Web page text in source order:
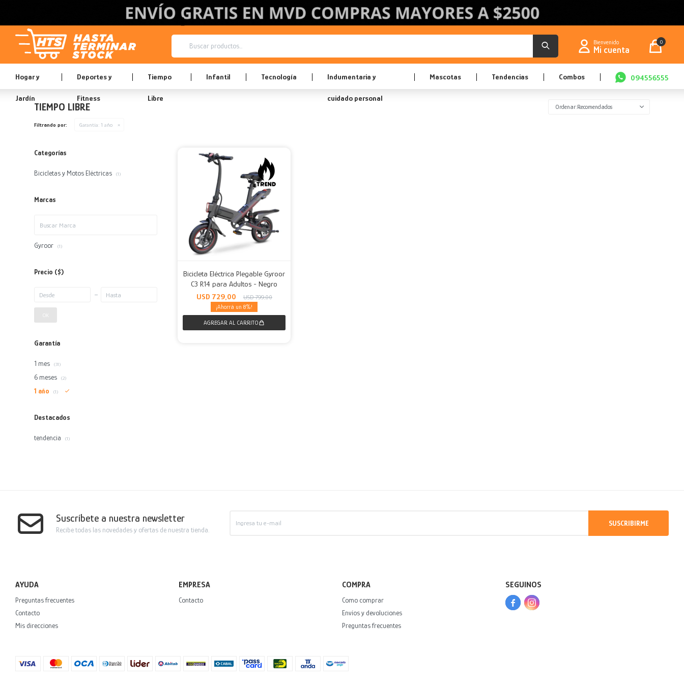
Hogar y
Jardín
Deportes y
Fitness
Tiempo
Libre
Infantil Tecnología Indumentaria y
cuidado personal
Mascotas Tendencias Combos 094556555
0
TIEMPO LIBRE Recomendados
Filtrando por: Garantía: 1 año
Bicicleta Eléctrica Plegable Gyroor
C3 R14 para Adultos - Negro
USD 729,00 USD 799,00
8
Categorías
Bicicletas y Motos Eléctricas (1)
Marcas
Gyroor (1)
Precio ($)
Garantía
1 mes (31)
6 meses (2)
1 año (1)
Destacados
tendencia (1)
Suscríbete a nuestra newsletter
Recibe todas las novedades y ofertas de nuestra tienda.
SUSCRIBIRME
AYUDA
Preguntas frecuentes
Contacto
Mis direcciones
EMPRESA
Contacto
COMPRA
Como comprar
Envíos y devoluciones
Preguntas frecuentes
SEGUINOS
 